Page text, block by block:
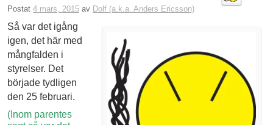
Postat 4 mars, 2015 av Dolf (a.k.a. Anders Ericsson)
Så var det igång
igen, det här med
mångfalden i
styrelser. Det
började tydligen
den 25 februari.
(Inom parentes